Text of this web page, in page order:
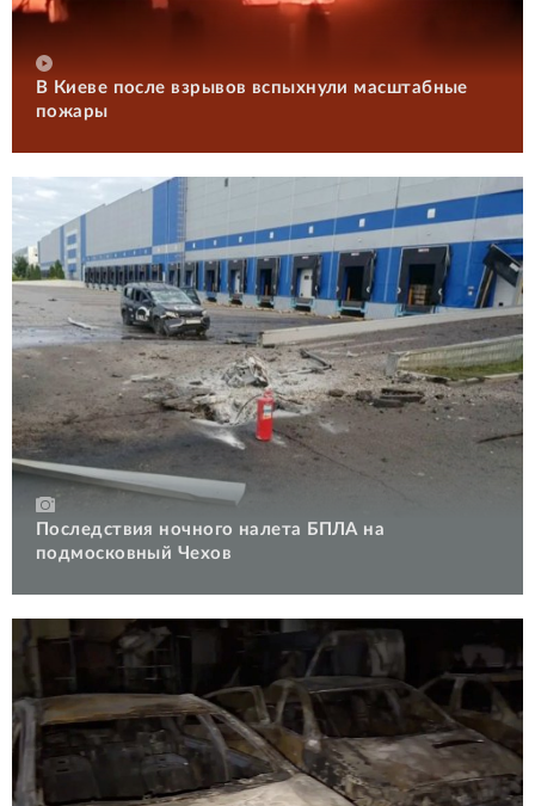
В Киеве после взрывов вспыхнули масштабные
пожары
Последствия ночного налета БПЛА на
подмосковный Чехов